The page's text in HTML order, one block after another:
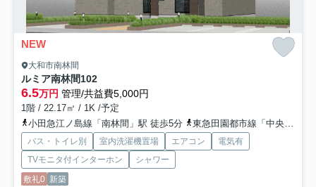
NEW
大和市南林間
ルミア南林間102
6.5万円 管理/共益費5,000円
1階 / 22.17㎡ / 1K /予定
小田急江ノ島線「南林間」駅 徒歩5分
東急田園都市線「中央林間」駅 徒歩13分
バス・トイレ別 室内洗濯機置場 エアコン
電気有
TVモニタ付インターホン
シャワー
敷礼0 新築